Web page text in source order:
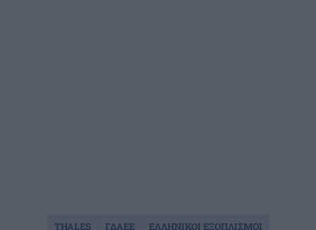
THALES ΓΔΑΕΕ ΕΛΛΗΝΙΚΟΙ ΕΞΟΠΛΙΣΜΟΙ